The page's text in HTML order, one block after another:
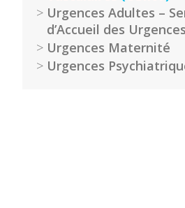
CHWM
Amélioration
Continue
Certification
Urgences Adultes –
d’Accueil des
Urgences Maternité
Urgences